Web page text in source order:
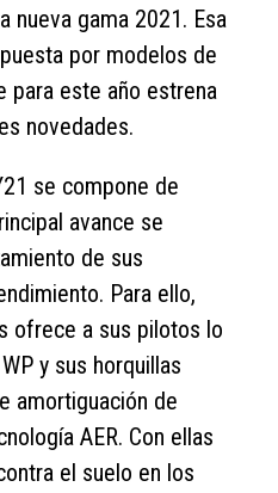
nueva gama 2021. Esa
por modelos de
para este año estrena
novedades.
se compone de
avance se
de sus
Para ello,
ofrece a sus pilotos lo
y sus horquillas
amortiguación de
AER. Con ellas
el suelo en los